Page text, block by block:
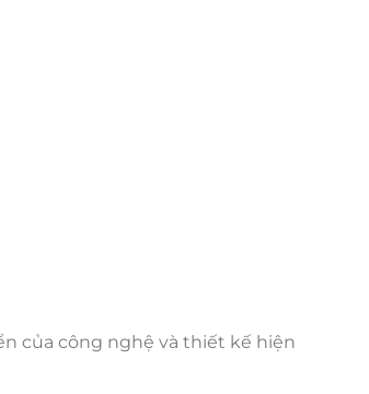
của công nghệ và thiết kế hiện